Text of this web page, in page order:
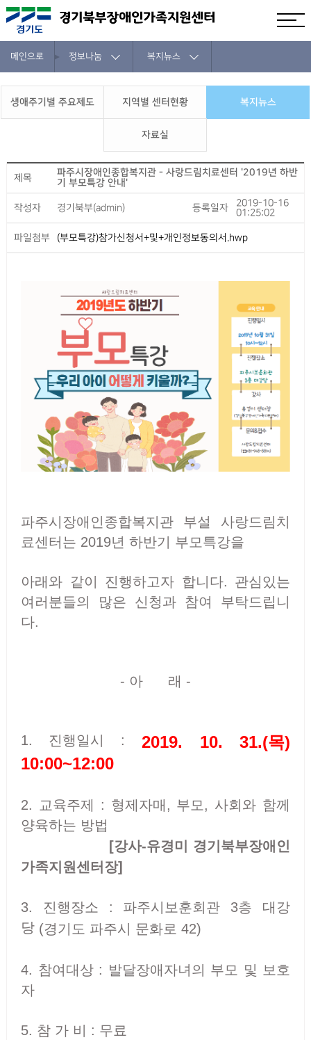
메인으로 정보나눔 복지뉴스
생애주기별 주요제도 지역별 센터현황 복지뉴스
자료실
제목
파주시장애인종합복지관 - 사랑드림치료센터 '2019년 하반
기 부모특강 안내'
작성자 경기북부(admin) 등록일자
2019-10-16
01:25:02
파일첨부 (부모특강)참가신청서+및+개인정보동의서.hwp
파주시장애인종합복지관 부설 사랑드림치
료센터는 2019년 하반기 부모특강을
아래와 같이 진행하고자 합니다. 관심있는
여러분들의 많은 신청과 참여 부탁드립니
다.
- 아 래 -
1. 진행일시 :
2019. 10. 31.(목)
10:00~12:00
2. 교육주제 : 형제자매, 부모, 사회와 함께
양육하는 방법
[강사-유경미 경기북부장애인
가족지원센터장]
3. 진행장소 : 파주시보훈회관 3층 대강
당 (경기도 파주시 문화로 42)
4. 참여대상 : 발달장애자녀의 부모 및 보호
자
5. 참 가 비 : 무료